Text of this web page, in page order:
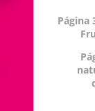
Página